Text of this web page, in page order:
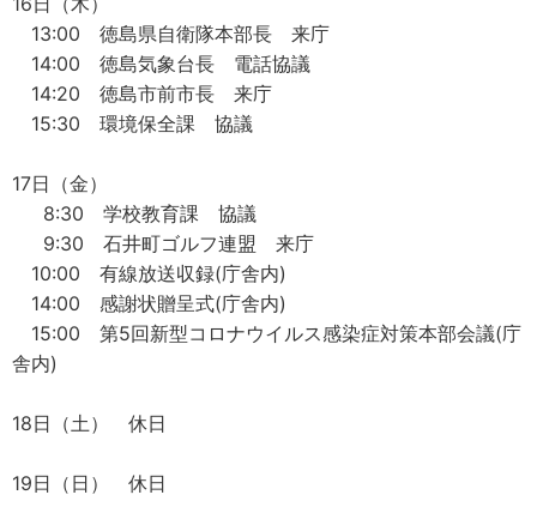
13:00 徳島県自衛隊本部長 来庁
14:00 徳島気象台長 電話協議
14:20 徳島市前市長 来庁
15:30 環境保全課 協議
17日（金）
8:30 学校教育課 協議
9:30 石井町ゴルフ連盟 来庁
10:00 有線放送収録(庁舎内)
14:00 感謝状贈呈式(庁舎内)
15:00 第5回新型コロナウイルス感染症対策本部会議(庁
舎内)
18日（土） 休日
19日（日） 休日